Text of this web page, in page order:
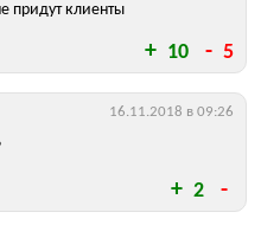
10 5
придут клиенты
2
16.11.2018 в 09:26